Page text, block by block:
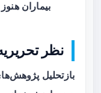
بیماران
نظر
بازتحلیل